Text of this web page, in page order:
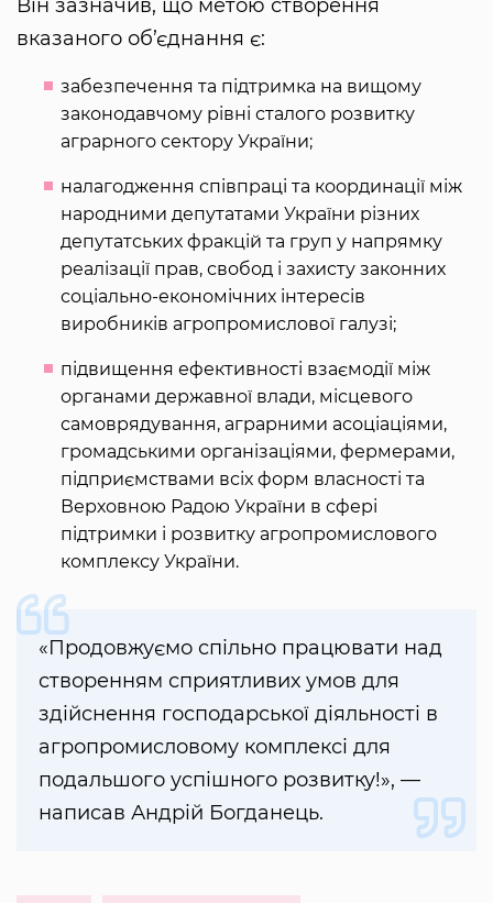
Він зазначив, що метою створення
вказаного об’єднання є:
забезпечення та підтримка на вищому
законодавчому рівні сталого розвитку
аграрного сектору України;
налагодження співпраці та координації між
народними депутатами України різних
депутатських фракцій та груп у напрямку
реалізації прав, свобод і захисту законних
соціально-економічних інтересів
виробників агропромислової галузі;
підвищення ефективності взаємодії між
органами державної влади, місцевого
самоврядування, аграрними асоціаціями,
громадськими організаціями, фермерами,
підприємствами всіх форм власності та
Верховною Радою України в сфері
підтримки і розвитку агропромислового
комплексу України.
«Продовжуємо спільно працювати над
створенням сприятливих умов для
здійснення господарської діяльності в
агропромисловому комплексі для
подальшого успішного розвитку!», —
написав Андрій Богданець.